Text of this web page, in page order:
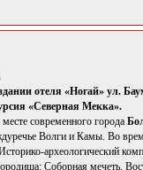
отеля «Ногай» ул.
«Северная Мекка».
современного города
Волги и Камы. Во
археологический
Соборная мечеть,